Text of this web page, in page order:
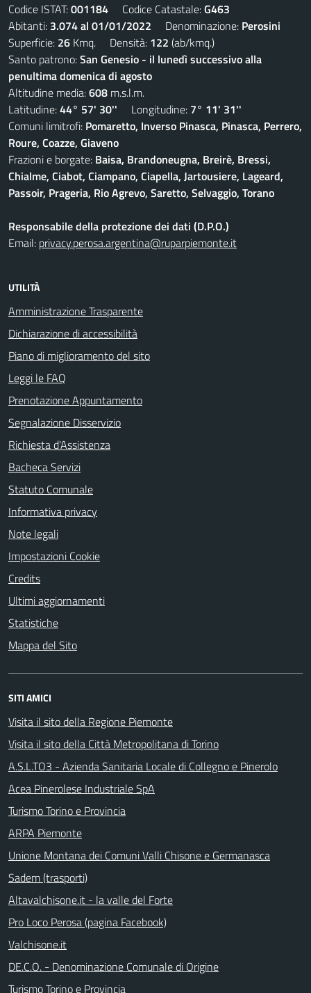
Codice ISTAT:001184 Codice Catastale:G463
Abitanti: 3.074 al 01/01/2022 Denominazione: Perosini
Superficie: 26 Kmq. Densità: 122 (ab/kmq.)
Santo patrono:San Genesio - il lunedì successivo alla
penultima domenica di agosto
Altitudine media:608 m.s.l.m.
Latitudine:44° 57' 30'' Longitudine: 7° 11' 31''
Comuni limitrofi: Pomaretto, Inverso Pinasca, Pinasca, Perrero,
Roure, Coazze, Giaveno
Frazioni e borgate: Baisa, Brandoneugna, Breirè, Bressi,
Chialme, Ciabot, Ciampano, Ciapella, Jartousiere, Lageard,
Passoir, Prageria, Rio Agrevo, Saretto, Selvaggio, Torano
Responsabile della protezione dei dati (D.P.O.)
Email: privacy.perosa.argentina@ruparpiemonte.it
UTILITÀ
Amministrazione Trasparente
Dichiarazione di accessibilità
Piano di miglioramento del sito
Leggi le FAQ
Prenotazione Appuntamento
Segnalazione Disservizio
Richiesta d'Assistenza
Bacheca Servizi
Statuto Comunale
Informativa privacy
Note legali
Impostazioni Cookie
Credits
Ultimi aggiornamenti
Statistiche
Mappa del Sito
SITI AMICI
Visita il sito della Regione Piemonte
Visita il sito della Città Metropolitana di Torino
A.S.L.TO3 - Azienda Sanitaria Locale di Collegno e Pinerolo
Acea Pinerolese Industriale SpA
Turismo Torino e Provincia
ARPA Piemonte
Unione Montana dei Comuni Valli Chisone e Germanasca
Sadem (trasporti)
Altavalchisone.it - la valle del Forte
Pro Loco Perosa (pagina Facebook)
Valchisone.it
DE.C.O. - Denominazione Comunale di Origine
Turismo Torino e Provincia